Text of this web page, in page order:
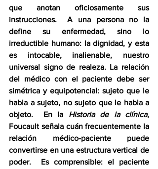
que anotan oficiosamente sus
instrucciones.  A una persona no la
define su enfermedad, sino lo
irreductible humano: la dignidad, y esta
es intocable, inalienable, nuestro
universal signo de realeza. La relación
del médico con el paciente debe ser
simétrica y equipotencial: sujeto que le
habla a sujeto, no sujeto que le habla a
objeto.  En la Historia de la clínica,
Foucault señala cuán frecuentemente la
relación médico-paciente puede
convertirse en una estructura vertical de
poder.  Es comprensible: el paciente